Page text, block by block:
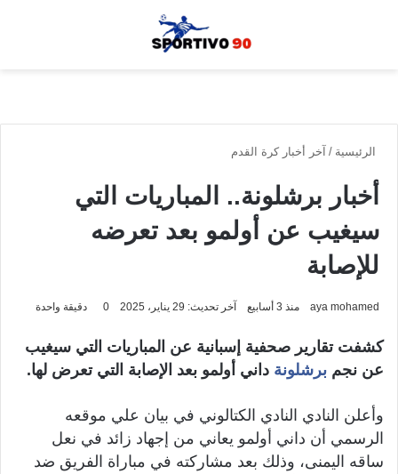
الرئيسية / آخر أخبار كرة القدم
أخبار برشلونة.. المباريات التي
سيغيب عن أولمو بعد تعرضه
للإصابة
aya mohamed منذ 3 أسابيع آخر تحديث: 29 يناير، 2025 0 دقيقة واحدة
كشفت تقارير صحفية إسبانية عن المباريات التي سيغيب
عن نجم برشلونة داني أولمو بعد الإصابة التي تعرض لها.
وأعلن النادي النادي الكتالوني في بيان علي موقعه
الرسمي أن داني أولمو يعاني من إجهاد زائد في نعل
ساقه اليمنى، وذلك بعد مشاركته في مباراة الفريق ضد